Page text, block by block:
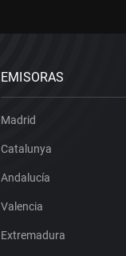
EMISORAS
Madrid
Catalunya
Andalucía
Valencia
Extremadura